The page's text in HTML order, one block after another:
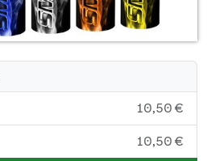
10,50 €
10,50 €